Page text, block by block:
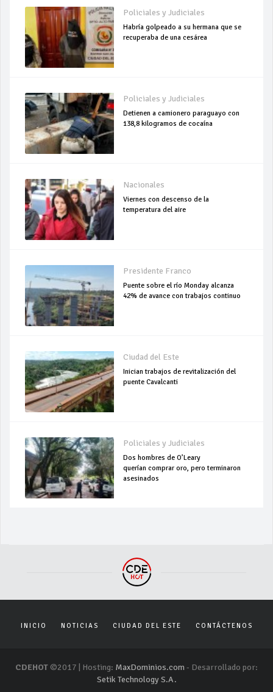
Policiales y Judiciales
Habría golpeado a su hermana que se
recuperaba de una cesárea
Policiales y Judiciales
Detienen a camionero paraguayo con
138,8 kilogramos de cocaína
Nacionales
Viernes con descenso de la
temperatura del aire
Presidente Franco
Puente sobre el río Monday alcanza
42% de avance con trabajos continuo
Ciudad del Este
Inician trabajos de revitalización del
puente Cavalcanti
Policiales y Judiciales
Dos hombres de O’Leary
querían comprar oro, pero terminaron
asesinados
INICIO NOTICIAS CIUDAD DEL ESTE CONTÁCTENOS
CDEHOT ©2017 | Hosting: MaxDominios.com- Desarrollado por:
Setik Technology S.A.